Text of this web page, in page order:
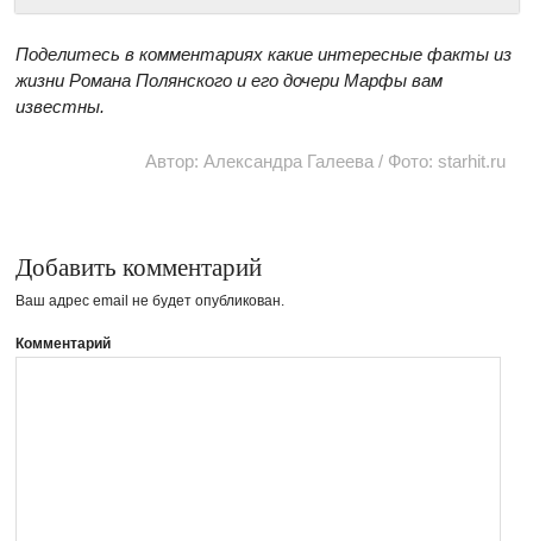
Поделитесь в комментариях какие интересные факты из
жизни Романа Полянского и его дочери Марфы вам
известны.
Автор: Александра Галеева / Фото: starhit.ru
Добавить комментарий
Ваш адрес email не будет опубликован.
Комментарий